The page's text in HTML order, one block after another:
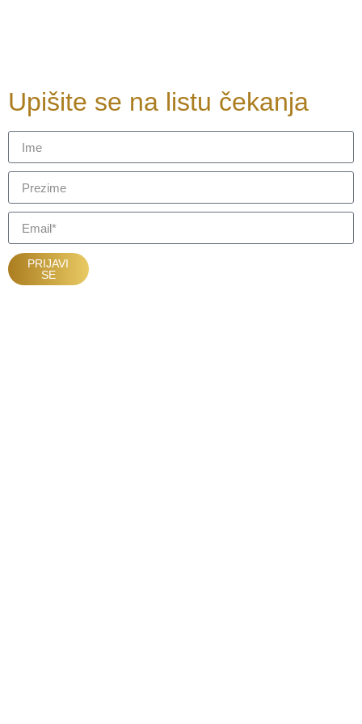
Upišite se na listu čekanja
PRIJAVI
SE